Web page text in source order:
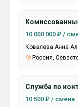
10 000 000 ₽ /
Ковалева Анна
Россия,
Служба по
10 500 ₽ / смена